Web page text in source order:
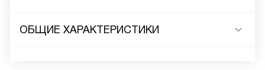
ОБЩИЕ ХАРАКТЕРИСТИКИ